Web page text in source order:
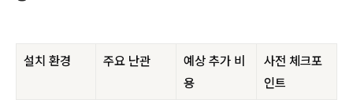
설치 환경 주요 난관
예상 추가 비
용
사전 체크포
인트